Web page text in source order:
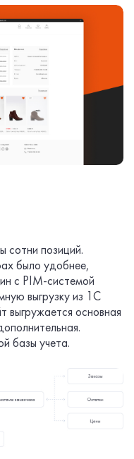
сотни позиций.
было удобнее,
с PIM-системой
выгрузку из 1С
выгружается основная
базы учета.